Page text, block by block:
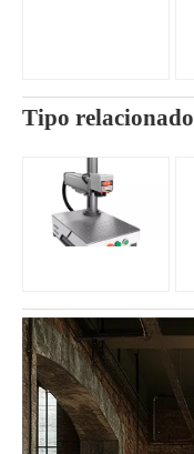
Tipo relacionado